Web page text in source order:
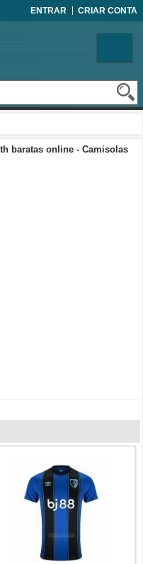
ENTRAR CRIAR CONTA
baratas online - Camisolas